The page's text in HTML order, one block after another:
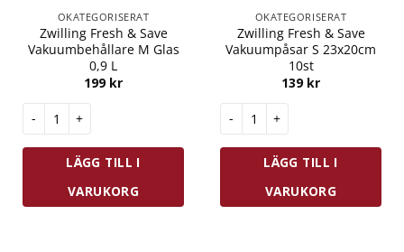
OKATEGORISERAT
Zwilling Fresh & Save
Vakuumbehållare M Glas
0,9 L
199 kr
Zwilling Fresh & Save Vakuumbehållare M Glas 0,9 L mängd
LÄGG TILL I
VARUKORG
OKATEGORISERAT
Zwilling Fresh & Save
Vakuumpåsar S 23x20cm
10st
139 kr
Zwilling Fresh & Save
LÄGG TILL I
VARUKORG